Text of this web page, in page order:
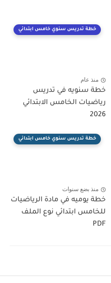
خطة تدريس سنوي خامس ابتدائي
منذ عام
خطة سنويه في تدريس
رياضيات الخامس الابتدائي
2026
خطة تدريس سنوي خامس ابتدائي
منذ بضع سنوات
خطة يوميه في مادة الرياضيات
للخامس ابتدائي نوع الملف
PDF